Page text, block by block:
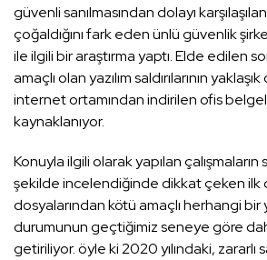
güvenli sanılmasından dolayı
çoğaldığını fark eden ünlü güvenlik
ile ilgili bir araştırma yaptı. Elde edilen
amaçlı olan yazılım saldırılarının
internet ortamından indirilen ofis
kaynaklanıyor.
Konuyla ilgili olarak yapılan çalışmaların
şekilde incelendiğinde dikkat çeken ilk
dosyalarından kötü amaçlı herhangi bir
durumunun geçtiğimiz seneye göre
getiriliyor. öyle ki 2020 yılındaki, zararlı